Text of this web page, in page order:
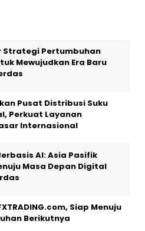
Strategi Pertumbuhan
Mewujudkan Era Baru
Pusat Distribusi Suku
Perkuat Layanan
Internasional
AI: Asia Pasifik
Masa Depan Digital
Siap Menuju
Berikutnya